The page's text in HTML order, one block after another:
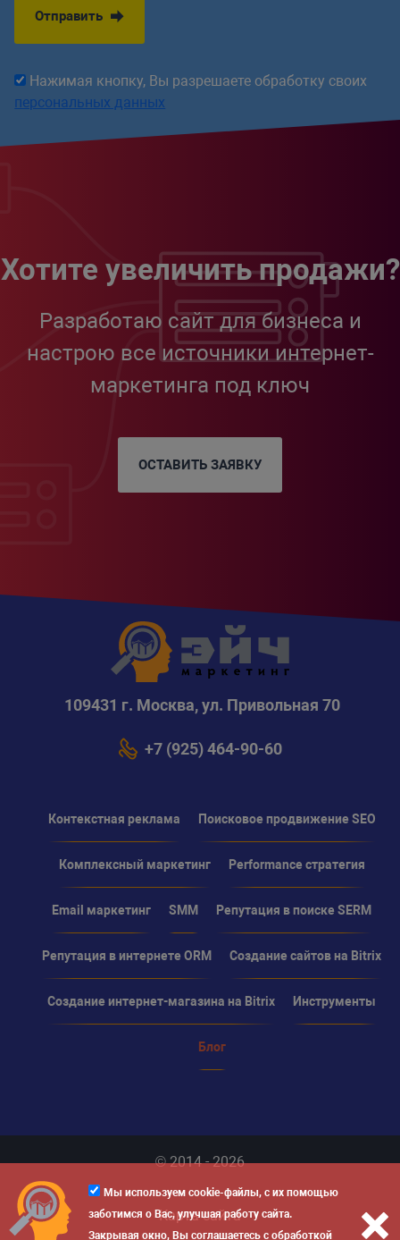
Мы используем cookie-файлы, с их помощью
заботимся о Вас, улучшая работу сайта.
Закрывая окно, Вы соглашаетесь с обработкой
Отправить
Нажимая кнопку, Вы разрешаете обработку своих
персональных данных
Хотите увеличить продажи?
Разработаю сайт для бизнеса и
настрою все источники интернет-
маркетинга под ключ
ОСТАВИТЬ ЗАЯВКУ
109431 г. Москва, ул. Привольная 70
+7 (925) 464-90-60
Контекстная реклама Поисковое продвижение SEO
Комплексный маркетинг Performance стратегия
Email маркетинг SMM Репутация в поиске SERM
Репутация в интернете ORM Создание сайтов на Bitrix
Создание интернет-магазина на Bitrix Инструменты
Блог
© 2014 - 2026
Карта сайта